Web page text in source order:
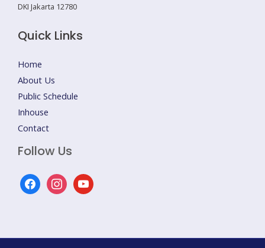
DKI Jakarta 12780
Quick Links
Home
About Us
Public Schedule
Inhouse
Contact
Follow Us
facebookinstagramyoutube